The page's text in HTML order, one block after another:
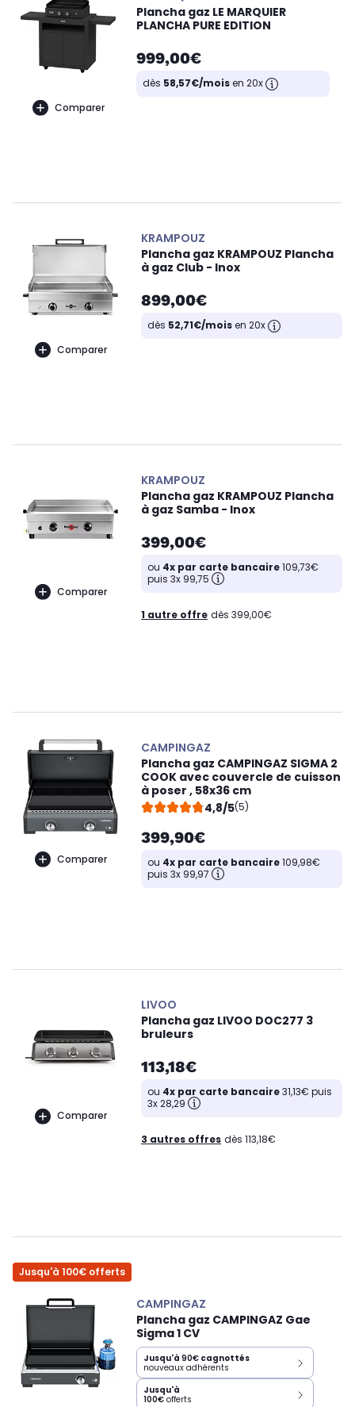
Comparer
Plancha gaz LE MARQUIER
PLANCHA PURE EDITION
999,00€
dès 58,57€/moisen 20x
Comparer
KRAMPOUZ
Plancha gaz KRAMPOUZ Plancha
à gaz Club - Inox
899,00€
dès 52,71€/moisen 20x
Comparer
KRAMPOUZ
Plancha gaz KRAMPOUZ Plancha
à gaz Samba - Inox
399,00€
ou 4x par carte bancaire109,73€
puis 3x 99,75
1 autre offre dès 399,00€
Comparer
CAMPINGAZ
Plancha gaz CAMPINGAZ SIGMA 2
COOK avec couvercle de cuisson
à poser , 58x36 cm
4,8/5(5)
399,90€
ou 4x par carte bancaire109,98€
puis 3x 99,97
Comparer
LIVOO
Plancha gaz LIVOO DOC277 3
bruleurs
113,18€
ou 4x par carte bancaire31,13€ puis
3x 28,29
3 autres offres dès 113,18€
Jusqu'à 100€ offerts
CAMPINGAZ
Plancha gaz CAMPINGAZ Gae
Sigma 1 CV
Jusqu'à 90€ cagnottés
nouveaux adhérents
Jusqu'à
100€offerts